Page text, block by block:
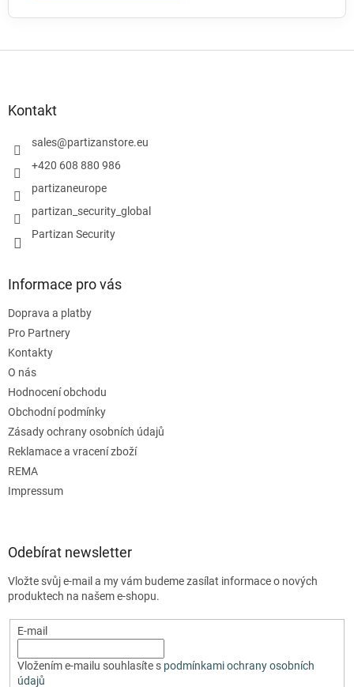
Kontakt
sales@partizanstore.eu
+420 608 880 986
partizaneurope
partizan_security_global
Partizan Security
Informace pro vás
Doprava a platby
Pro Partnery
Kontakty
O nás
Hodnocení obchodu
Obchodní podmínky
Zásady ochrany osobních údajů
Reklamace a vracení zboží
REMA
Impressum
Odebírat newsletter
Vložte svůj e-mail a my vám budeme zasílat informace o nových
produktech na našem e-shopu.
E-mail
Vložením e-mailu souhlasíte s podmínkami ochrany osobních
údajů